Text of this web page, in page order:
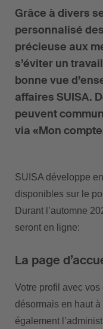
Grâce à divers
personnalisé
précieuse aux
s’éviter un
bonne vue
affaires SUISA.
peuvent
via «Mon
SUISA développe
disponibles sur le
Durant l’automne
seront en ligne:
La page
Votre profil avec
désormais en haut
également